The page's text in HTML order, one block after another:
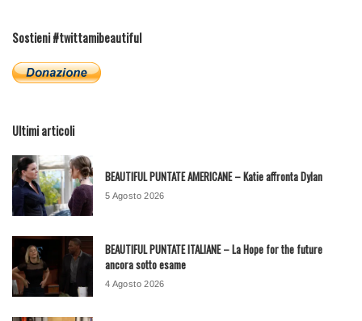
Sostieni #twittamibeautiful
Ultimi articoli
BEAUTIFUL PUNTATE AMERICANE – Katie affronta Dylan
5 Agosto 2026
BEAUTIFUL PUNTATE ITALIANE – La Hope for the future
ancora sotto esame
4 Agosto 2026